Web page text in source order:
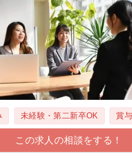
未経験・第二新卒OK 賞
この求人の相談をする！